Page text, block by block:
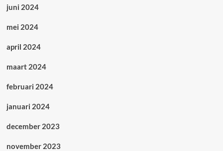
juni 2024
mei 2024
april 2024
maart 2024
februari 2024
januari 2024
december 2023
november 2023